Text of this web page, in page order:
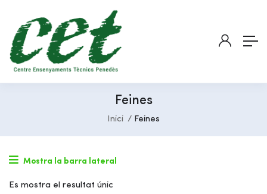
Feines
Inici Feines
Mostra la barra lateral
Es mostra el resultat únic